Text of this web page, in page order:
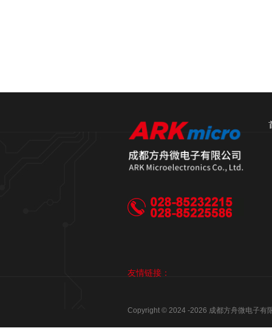
友情链接：
Copyright © 2024 -2026 成都方舟微电子有